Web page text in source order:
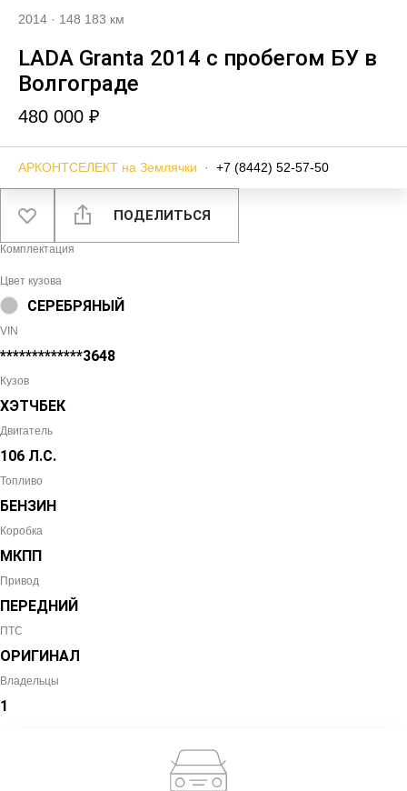
2014 · 148 183 км
LADA Granta 2014 с пробегом БУ в
Волгограде
480 000 ₽
АРКОНТСЕЛЕКТ на Землячки · +7 (8442) 52-57-50
ПОДЕЛИТЬСЯ
Комплектация
Цвет кузова
СЕРЕБРЯНЫЙ
VIN
*************3648
Кузов
ХЭТЧБЕК
Двигатель
106 Л.С.
Топливо
БЕНЗИН
Коробка
МКПП
Привод
ПЕРЕДНИЙ
ПТС
ОРИГИНАЛ
Владельцы
1